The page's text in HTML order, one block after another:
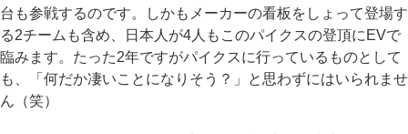
台も参戦するのです。しかもメーカーの看板をしょって登場す
る2チームも含め、日本人が4人もこのパイクスの登頂にEVで
臨みます。たった2年ですがパイクスに行っているものとして
も、「何だか凄いことになりそう？」と思わずにはいられませ
ん（笑）